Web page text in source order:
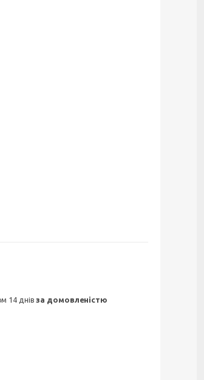
14 днівза домовленістю